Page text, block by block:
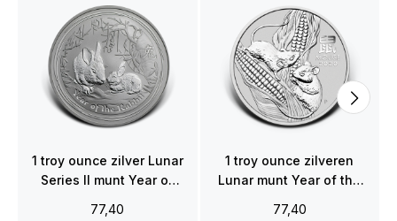
1 troy ounce zilver Lunar
Series II munt Year of
77,40
1 troy ounce zilveren
Lunar munt Year of the
77,40